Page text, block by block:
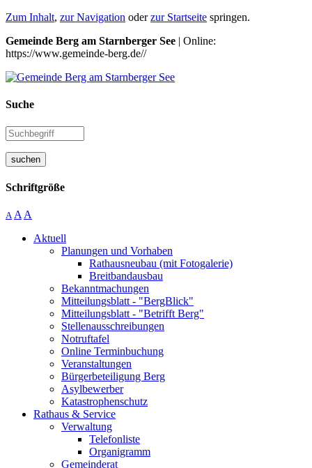
Zum Inhalt, zur Navigation oderzur Startseite springen.
Gemeinde Berg am Starnberger See | Online:
https://www.gemeinde-berg.de//
Suche
suchen
Schriftgröße
A A A
Aktuell
Planungen und Vorhaben
Rathausneubau (mit Fotogalerie)
Breitbandausbau
Bekanntmachungen
Mitteilungsblatt - "BergBlick"
Mitteilungsblatt - "Betrifft Berg"
Stellenausschreibungen
Notruftafel
Online Terminbuchung
Veranstaltungen
Bürgerbeteiligung Berg
Asylbewerber
Katastrophenschutz
Rathaus & Service
Verwaltung
Telefonliste
Organigramm
Gemeinderat